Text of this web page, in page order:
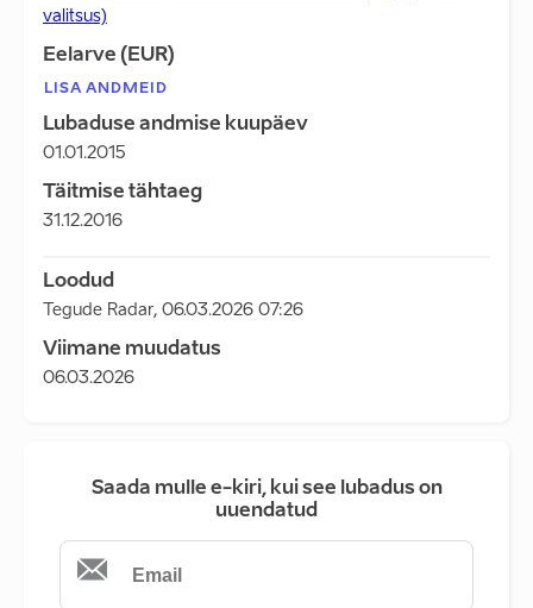
valitsus)
Eelarve (EUR)
LISA ANDMEID
Lubaduse andmise kuupäev
01.01.2015
Täitmise tähtaeg
31.12.2016
Loodud
Tegude Radar, 06.03.2026 07:26
Viimane muudatus
06.03.2026
Saada mulle e-kiri, kui see lubadus on
uuendatud